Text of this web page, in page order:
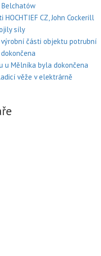
CZ, John Cockerill
síly
části objektu potrubní
u Mělníka byla dokončena
věže v elektrárně